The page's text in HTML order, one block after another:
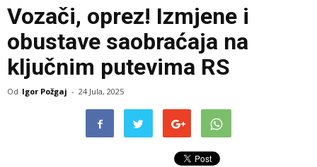
Vozači, oprez! Izmjene i
obustave saobraćaja na
ključnim putevima RS
Od Igor Požgaj - 24 Jula, 2025